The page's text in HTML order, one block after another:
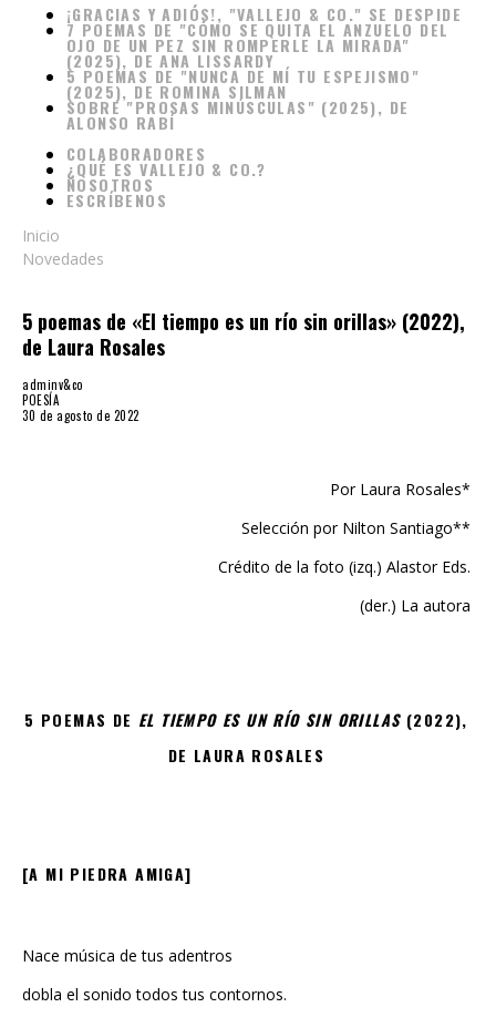
¡GRACIAS Y ADIÓS!, "VALLEJO & CO." SE DESPIDE
7 POEMAS DE "CÓMO SE QUITA EL ANZUELO DEL
OJO DE UN PEZ SIN ROMPERLE LA MIRADA"
(2025), DE ANA LISSARDY
5 POEMAS DE "NUNCA DE MÍ TU ESPEJISMO"
(2025), DE ROMINA SILMAN
SOBRE "PROSAS MINÚSCULAS" (2025), DE
ALONSO RABÍ
COLABORADORES
¿QUÉ ES VALLEJO & CO.?
NOSOTROS
ESCRÍBENOS
Inicio
Novedades
5 poemas de «El tiempo es un río sin orillas» (2022),
de Laura Rosales
adminv&co
POESÍA
30 de agosto de 2022
Por Laura Rosales*
Selección por Nilton Santiago**
Crédito de la foto (izq.) Alastor Eds.
(der.) La autora
5 POEMAS DE EL TIEMPO ES UN RÍO SIN ORILLAS(2022),
DE LAURA ROSALES
[A MI PIEDRA AMIGA]
Nace música de tus adentros
dobla el sonido todos tus contornos.